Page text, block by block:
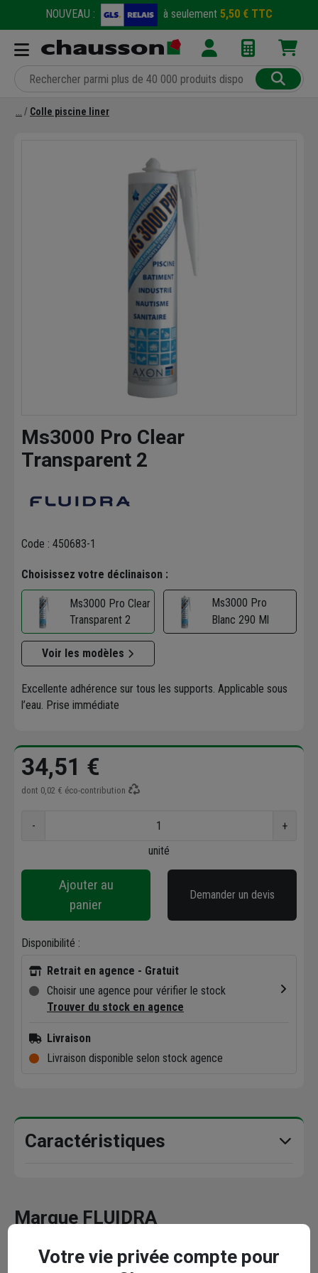
NOUVEAU : à seulement 5,50 € TTC
Colle piscine liner
Ms3000 Pro Clear
Transparent 2
Code : 450683-1
Choisissez votre déclinaison :
Ms3000 Pro Clear
Transparent 2
Ms3000 Pro
Blanc 290 Ml
Voir les modèles
Excellente adhérence sur tous les supports. Applicable sous
l’eau. Prise immédiate
34,51 €
dont 0,02 € éco-contribution
-
+
unité
Ajouter au
panier
Demander un devis
Disponibilité :
Retrait en agence - Gratuit
Choisir une agence pour vérifier le stock
Trouver du stock en agence
Livraison
Livraison disponible selon stock agence
Caractéristiques
Marque FLUIDRA
Votre vie privée compte pour